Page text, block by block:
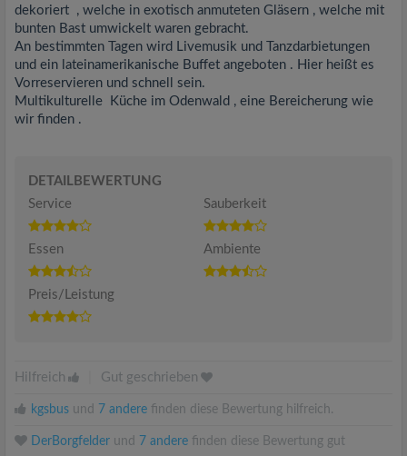
dekoriert , welche in exotisch anmuteten Gläsern , welche mit
bunten Bast umwickelt waren gebracht.
An bestimmten Tagen wird Livemusik und Tanzdarbietungen
und ein lateinamerikanische Buffet angeboten . Hier heißt es
Vorreservieren und schnell sein.
Multikulturelle Küche im Odenwald , eine Bereicherung wie
wir finden .
DETAILBEWERTUNG
Service
Sauberkeit
Essen Ambiente
Preis/Leistung
Hilfreich Gut geschrieben
kgsbus und 7 andere finden diese Bewertung hilfreich.
DerBorgfelder und 7 andere finden diese Bewertung gut